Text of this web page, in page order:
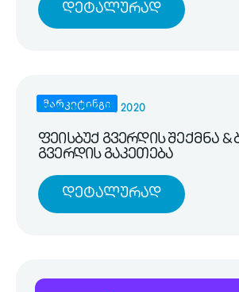
Დეტალურად
მარკეტინგი
NOVEMBER 25, 2020
ფეისბუქ გვერდის შექმნა &
გვერდის გაკეთება
Დეტალურად